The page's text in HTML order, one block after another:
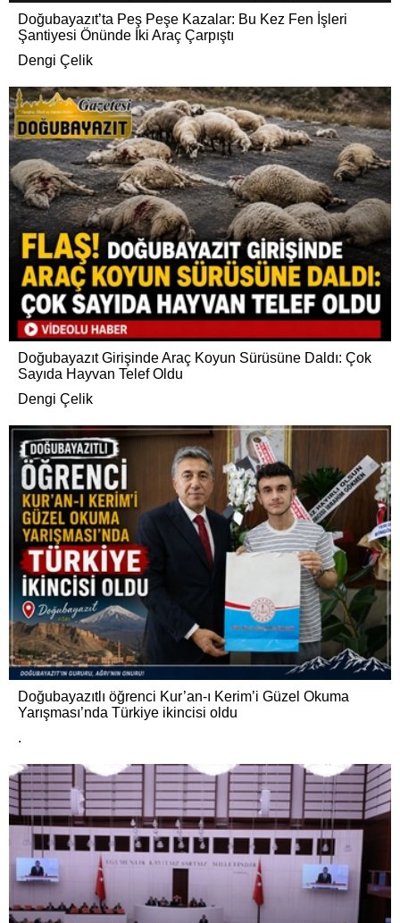
Doğubayazıt’ta Peş Peşe Kazalar: Bu Kez Fen İşleri
Şantiyesi Önünde İki Araç Çarpıştı
Dengi Çelik
Doğubayazıt Girişinde Araç Koyun Sürüsüne Daldı: Çok
Sayıda Hayvan Telef Oldu
Dengi Çelik
Doğubayazıtlı öğrenci Kur’an-ı Kerim’i Güzel Okuma
Yarışması’nda Türkiye ikincisi oldu
.